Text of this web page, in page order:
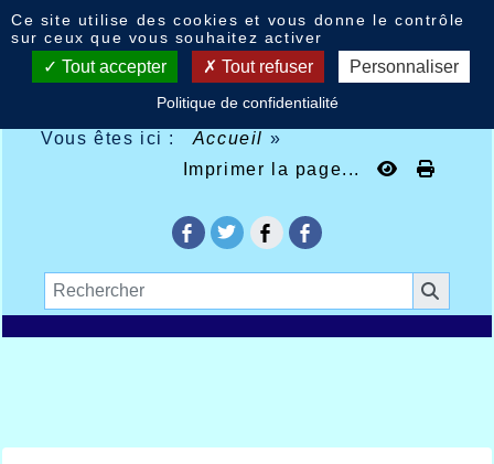
Vous êtes ici : Accueil »
Imprimer la page...
Ce site utilise des cookies et vous donne le contrôle
sur ceux que vous souhaitez activer
Tout accepter Tout refuser Personnaliser
Politique de confidentialité